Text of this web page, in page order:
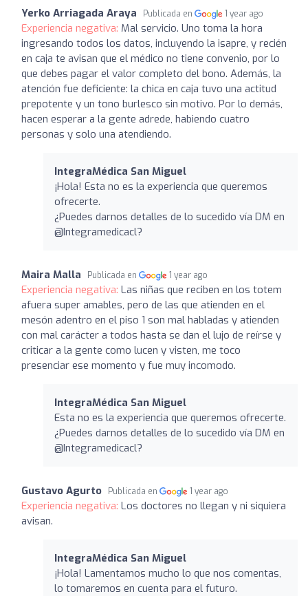
Yerko Arriagada Araya Publicada en 1 year ago
Experiencia negativa: Mal servicio. Uno toma la hora
ingresando todos los datos, incluyendo la isapre, y recién
en caja te avisan que el médico no tiene convenio, por lo
que debes pagar el valor completo del bono. Además, la
atención fue deficiente: la chica en caja tuvo una actitud
prepotente y un tono burlesco sin motivo. Por lo demás,
hacen esperar a la gente adrede, habiendo cuatro
personas y solo una atendiendo.
IntegraMédica San Miguel
¡Hola! Esta no es la experiencia que queremos
ofrecerte.
¿Puedes darnos detalles de lo sucedido vía DM en
@Integramedicacl?
Maira Malla Publicada en 1 year ago
Experiencia negativa: Las niñas que reciben en los totem
afuera super amables, pero de las que atienden en el
mesón adentro en el piso 1 son mal habladas y atienden
con mal carácter a todos hasta se dan el lujo de reírse y
criticar a la gente como lucen y visten, me toco
presenciar ese momento y fue muy incomodo.
IntegraMédica San Miguel
Esta no es la experiencia que queremos ofrecerte.
¿Puedes darnos detalles de lo sucedido vía DM en
@Integramedicacl?
Gustavo Agurto Publicada en 1 year ago
Experiencia negativa: Los doctores no llegan y ni siquiera
avisan.
IntegraMédica San Miguel
¡Hola! Lamentamos mucho lo que nos comentas,
lo tomaremos en cuenta para el futuro.